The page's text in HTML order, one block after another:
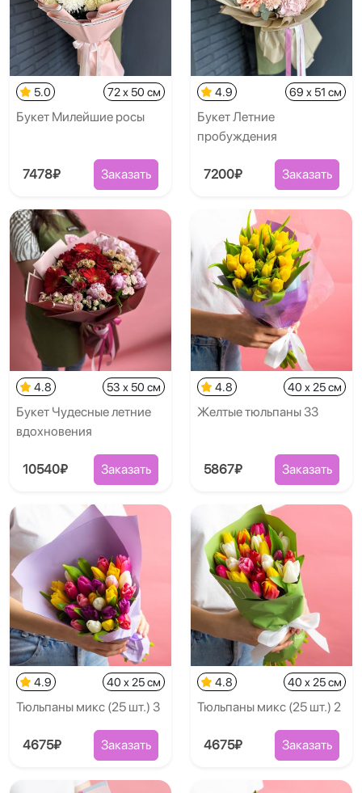
5.0 72 x 50 см
Букет Милейшие росы
7478₽ Заказать
4.9 69 x 51 см
Букет Летние
пробуждения
7200₽ Заказать
4.8 53 x 50 см
Букет Чудесные летние
вдохновения
10540₽ Заказать
4.8 40 x 25 см
Желтые тюльпаны 33
5867₽ Заказать
4.9 40 x 25 см
Тюльпаны микс (25 шт.) 3
4675₽ Заказать
4.8 40 x 25 см
Тюльпаны микс (25 шт.) 2
4675₽ Заказать